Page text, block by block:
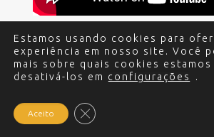
© 2017 - 2024 Edgar Miguel.
reservados.Política de
Estamos usando cookies para
experiência em nosso site. Você
mais sobre quais cookies estamos
desativá-los em configurações .
Aceito Close GDPR Cookie Banner